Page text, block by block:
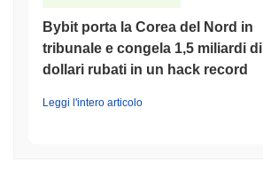
Bybit porta la Corea del Nord in
tribunale e congela 1,5 miliardi di
dollari rubati in un hack record
Leggi l'intero articolo